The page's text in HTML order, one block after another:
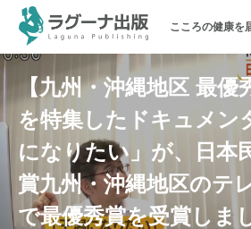
こころの健康を
ラグーナ出版について
メッセージ
会社概要
沿革
【九州・沖縄地区 最優
を特集したドキュメン
になりたい」が、日本
賞九州・沖縄地区のテ
で最優秀賞を受賞しま